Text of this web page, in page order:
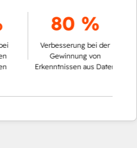
80 %
Verbesserung bei der
Gewinnung von
Erkenntnissen aus Daten